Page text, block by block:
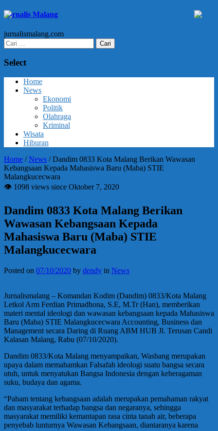
Jurnalis Malang
jurnalismalang.com
Cari
untuk:
Select
Home
News
Ekonomi
Politik
Olahraga
Kriminal
Wisata
Hiburan
Home /News /Dandim 0833 Kota Malang Berikan Wawasan
Kebangsaan Kepada Mahasiswa Baru (Maba) STIE
Malangkucecwara
👁 1098 views since Oktober 7, 2020
Dandim 0833 Kota Malang Berikan
Wawasan Kebangsaan Kepada
Mahasiswa Baru (Maba) STIE
Malangkucecwara
Posted on 07/10/2020 by dendy in News
Jurnalismalang – Komandan Kodim (Dandim) 0833/Kota Malang
Letkol Arm Ferdian Primadhona, S.E, M.Tr (Han), memberikan
materi mental ideologi dan wawasan kebangsaan kepada Mahasiswa
Baru (Maba) STIE Malangkucecwara Accounting, Business dan
Management secara Daring di Ruang ABM HUB Jl. Terusan Candi
Kalasan Malang, Rabu (07/10/2020).
Dandim 0833/Kota Malang menyampaikan, Wasbang merupakan
upaya dalam memahamkan Falsafah ideologi suatu bangsa secara
utuh, untuk menyatukan Bangsa Indonesia dengan keberagaman
suku, budaya dan agama.
“Paham tentang kebangsaan adalah merupakan pemahaman rakyat
dan masyarakat terhadap bangsa dan negaranya, sehingga
masyarakat memiliki kemantapan rasa cinta tanah air, beberapa
penyebab lunturnya Wawasan Kebangsaan, diantaranya karena